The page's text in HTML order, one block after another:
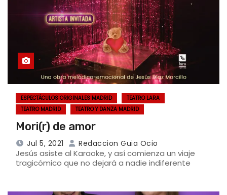
ESPECTÁCULOS ORIGINALES MADRID
TEATRO LARA
TEATRO MADRID
TEATRO Y DANZA MADRID
Mori(r) de amor
Jul 5, 2021 Redaccion Guia Ocio
Jesús asiste al Karaoke, y así comienza un viaje
tragicómico que no dejará a nadie indiferente